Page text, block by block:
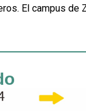
El campus de